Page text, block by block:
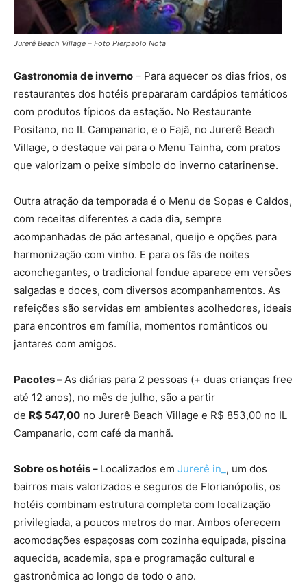
Jurerê Beach Village – Foto Pierpaolo Nota
Gastronomia de inverno – Para aquecer os dias frios, os
restaurantes dos hotéis prepararam cardápios temáticos
com produtos típicos da estação. No Restaurante
Positano, no IL Campanario, e o Fajã, no Jurerê Beach
Village, o destaque vai para o Menu Tainha, com pratos
que valorizam o peixe símbolo do inverno catarinense.
Outra atração da temporada é o Menu de Sopas e Caldos,
com receitas diferentes a cada dia, sempre
acompanhadas de pão artesanal, queijo e opções para
harmonização com vinho. E para os fãs de noites
aconchegantes, o tradicional fondue aparece em versões
salgadas e doces, com diversos acompanhamentos. As
refeições são servidas em ambientes acolhedores, ideais
para encontros em família, momentos românticos ou
jantares com amigos.
Pacotes – As diárias para 2 pessoas (+ duas crianças free
até 12 anos), no mês de julho, são a partir
de R$ 547,00 no Jurerê Beach Village e R$ 853,00 no IL
Campanario, com café da manhã.
Sobre os hotéis – Localizados em Jurerê in_ , um dos
bairros mais valorizados e seguros de Florianópolis, os
hotéis combinam estrutura completa com localização
privilegiada, a poucos metros do mar. Ambos oferecem
acomodações espaçosas com cozinha equipada, piscina
aquecida, academia, spa e programação cultural e
gastronômica ao longo de todo o ano.